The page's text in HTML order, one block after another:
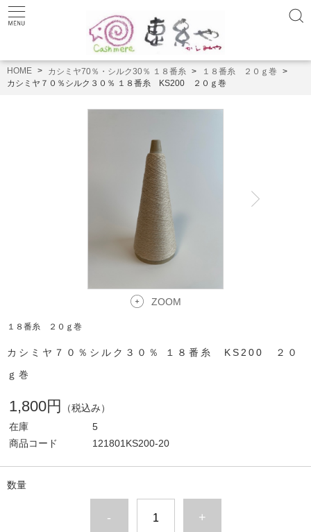
HOME カシミヤ70％・シルク30％ １８番糸
１８番糸 ２０ｇ巻
カシミヤ７０％シルク３０％ １８番糸 KS200 ２０ｇ巻
ZOOM
１８番糸 ２０ｇ巻
カシミヤ７０％シルク３０％ １８番糸 KS200 ２０
ｇ巻
1,800円
（税込み）
在庫
5
商品コード
121801KS200-20
数量
- +